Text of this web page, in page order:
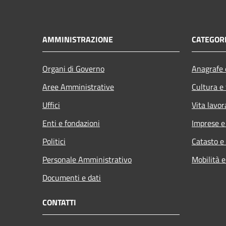
AMMINISTRAZIONE
Organi di Governo
Aree Amministrative
Uffici
Enti e fondazioni
Politici
Personale Amministrativo
Documenti e dati
Cultura
Vita
Imprese
Catasto
Mobilità
CONTATTI